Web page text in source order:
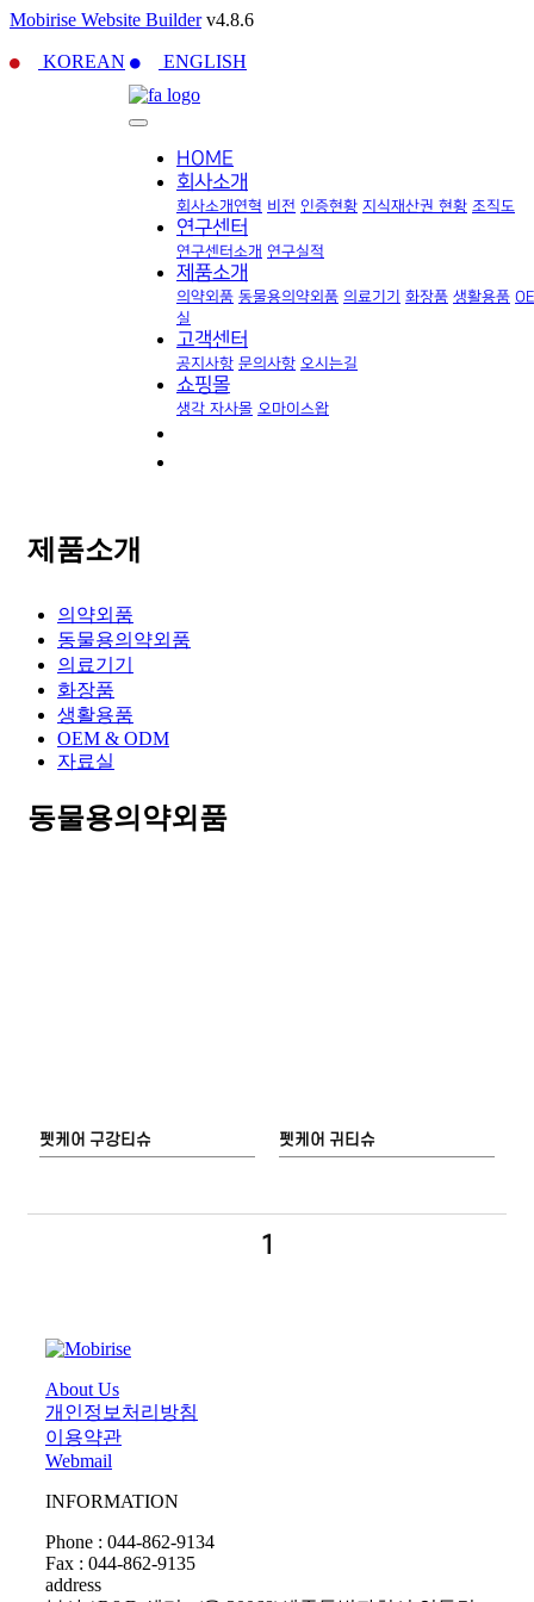
Mobirise Website Builderv4.8.6
KOREAN ENGLISH
HOME
회사소개
회사소개연혁 비전 인증현황 지식재산권 현황 조직도
연구센터
연구센터소개 연구실적
제품소개
의약외품 동물용의약외품 의료기기 화장품 생활용품
실
고객센터
공지사항 문의사항 오시는길
쇼핑몰
생각 자사몰 오마이스왑
제품소개
의약외품
동물용의약외품
의료기기
화장품
생활용품
OEM & ODM
자료실
동물용의약외품
펫케어 구강티슈 펫케어 귀티슈
1
About Us
개인정보처리방침
이용약관
Webmail
INFORMATION
Phone : 044-862-9134
Fax : 044-862-9135
address